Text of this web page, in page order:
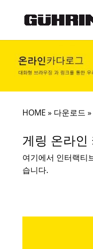
HOME » 다운로드 »
게링 온라인
여기에서 인터랙티
습니다.